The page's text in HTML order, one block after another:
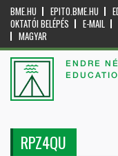
BME.HU EPITO.BME.HU
OKTATÓI BELÉPÉS
E-MAIL
MAGYAR
ENDRE
RPZ4QU